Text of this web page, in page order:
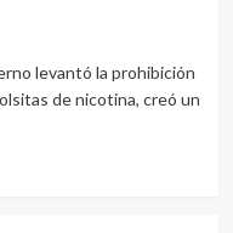
levantó la prohibición
de nicotina, creó un